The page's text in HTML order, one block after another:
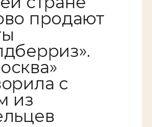
продают
с
из